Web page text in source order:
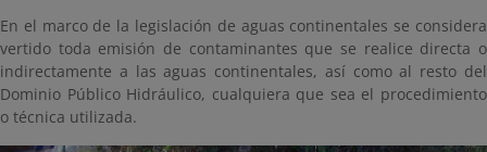
En el marco de la legislación de aguas continentales se considera
vertido toda emisión de contaminantes que se realice directa o
indirectamente a las aguas continentales, así como al resto del
Dominio Público Hidráulico, cualquiera que sea el procedimiento
o técnica utilizada.